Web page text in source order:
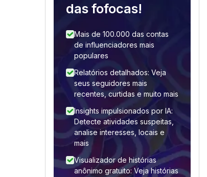
das fofocas!
Mais de 100.000 das contas
de influenciadores mais
populares
Relatórios detalhados: Veja
seus seguidores mais
recentes, curtidas e muito mais
Insights impulsionados por IA:
Detecte atividades suspeitas,
analise interesses, locais e
mais
Visualizador de histórias
anônimo gratuito: Veja histórias